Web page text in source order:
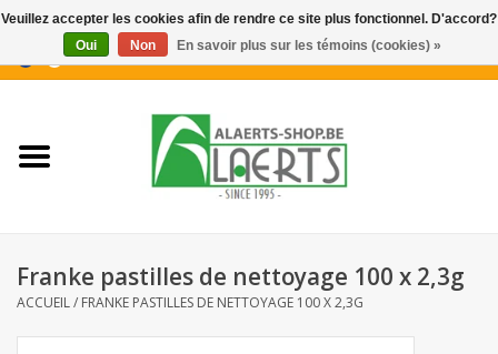
0 Articles - €0,00
Nouveautés
Biscuits pour le café
Franke pastilles de nettoyage 100 x 2,3g
ACCUEIL/ FRANKE PASTILLES DE NETTOYAGE 100 X 2,3G
Veuillez accepter les cookies afin de rendre ce site plus fonctionnel. D'accord?
Oui
Non En savoir plus sur les témoins (cookies) »